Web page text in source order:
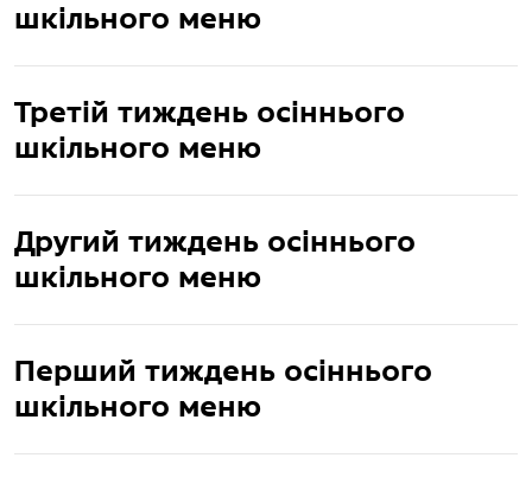
шкільного меню
Третій тиждень осіннього
шкільного меню
Другий тиждень осіннього
шкільного меню
Перший тиждень осіннього
шкільного меню